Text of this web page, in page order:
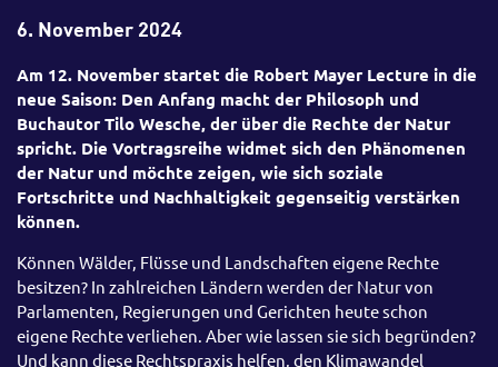
6. November 2024
Am 12. November startet die Robert Mayer Lecture in die
neue Saison: Den Anfang macht der Philosoph und
Buchautor Tilo Wesche, der über die Rechte der Natur
spricht. Die Vortragsreihe widmet sich den Phänomenen
der Natur und möchte zeigen, wie sich soziale
Fortschritte und Nachhaltigkeit gegenseitig verstärken
können.
Können Wälder, Flüsse und Landschaften eigene Rechte
besitzen? In zahlreichen Ländern werden der Natur von
Parlamenten, Regierungen und Gerichten heute schon
eigene Rechte verliehen. Aber wie lassen sie sich begründen?
Und kann diese Rechtspraxis helfen, den Klimawandel